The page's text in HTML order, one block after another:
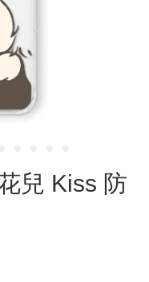
兒 Kiss 防